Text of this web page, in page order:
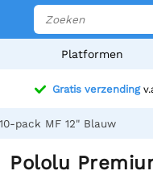
Platformen
Gratis verzending
pack MF 12" Blauw
Pololu